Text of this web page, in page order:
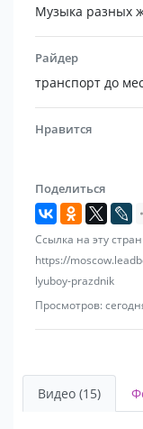
Музыка разных
Райдер
транспорт до
Нравится
Поделиться
Ссылка на эту
https://
lyuboy-prazdnik
Просмотров:
Видео (15)